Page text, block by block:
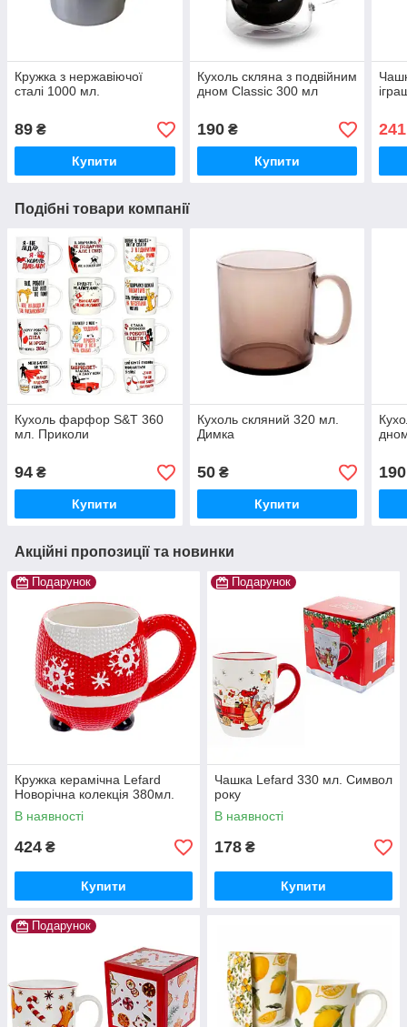
Кружка з нержавіючої
сталі 1000 мл.
89 ₴
Купити
Кухоль скляна з подвійним
дном Classic 300 мл
190₴
Купити
Подібні товари компанії
Кухоль фарфор S&T 360
мл. Приколи
94 ₴
Купити
Кухоль скляний 320 мл.
Димка
50₴
Купити
190
Акційні пропозиції та новинки
Подарунок
Кружка керамічна Lefard
Новорічна колекція 380мл.
В наявності
424 ₴
Купити
Подарунок
Чашка Lefard 330 мл. Символ
року
В наявності
178 ₴
Купити
Подарунок